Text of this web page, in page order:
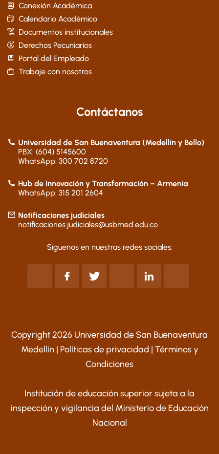
Conexión Académica
Calendario Académico
Documentos institucionales
Derechos Pecuniarios
Portal del Empleado
Trabaje con nosotros
Contáctanos
Universidad de San Buenaventura (Medellín y Bello)
PBX: (604) 5145600
WhatsApp: 300 702 8720
Hub de Innovación y Transformación – Armenia
WhatsApp: 315 201 2604
Notificaciones judiciales
notificaciones.judiciales@usbmed.edu.co
Síguenos en nuestras redes sociales:
Copyright 2026 Universidad de San Buenaventura
Medellín | Políticas de privacidad | Términos y
Condiciones
Institución de educación superior sujeta a la
inspección y vigilancia del Ministerio de Educación
Nacional